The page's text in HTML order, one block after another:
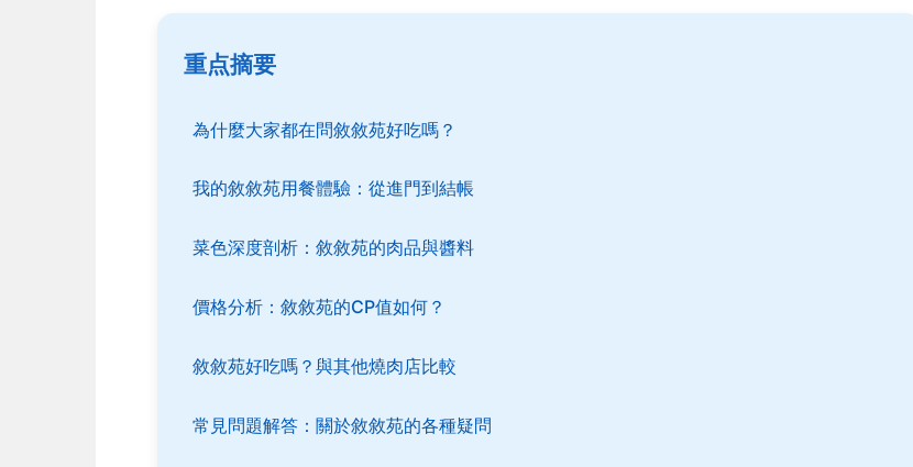
重点摘要
為什麼大家都在問敘敘苑好吃嗎？
我的敘敘苑用餐體驗：從進門到結帳
菜色深度剖析：敘敘苑的肉品與醬料
價格分析：敘敘苑的CP值如何？
敘敘苑好吃嗎？與其他燒肉店比較
常見問題解答：關於敘敘苑的各種疑問